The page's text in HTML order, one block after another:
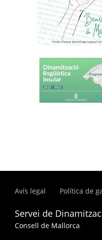
Avís legal Política de
Servei de
Consell de Mallorca